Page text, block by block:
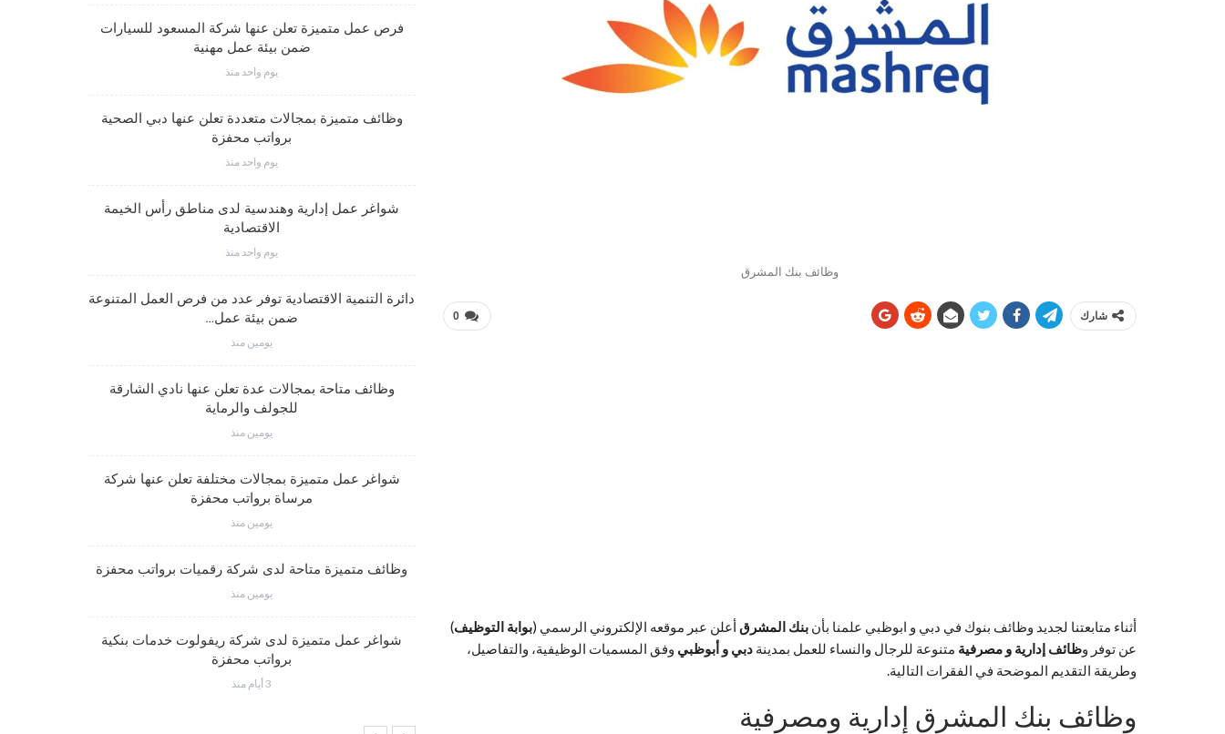
وظائف بنك المشرق
0 شارك
أثناء متابعتنا لجديد وظائف بنوك في دبي و ابوظبي علمنا بأن بنك المشرق أعلن عبر موقعه الإلكتروني الرسمي (بوابة التوظيف)
عن توفر وظائف إدارية و مصرفية متنوعة للرجال والنساء للعمل بمدينة دبي و أبوظبي وفق المسميات الوظيفية، والتفاصيل،
وطريقة التقديم الموضحة في الفقرات التالية.
وظائف بنك المشرق إدارية ومصرفية
فرص عمل متميزة تعلن عنها Manpower Middle East
فرص عمل تعليمية تعلن عنها Colours Castle Nursery
فرص عمل متميزة تعلن عنها شركة المسعود للسيارات
ضمن بيئة عمل مهنية
يوم واحد منذ
وظائف متميزة بمجالات متعددة تعلن عنها دبي الصحية
برواتب محفزة
يوم واحد منذ
شواغر عمل إدارية وهندسية لدى مناطق رأس الخيمة
الاقتصادية
يوم واحد منذ
دائرة التنمية الاقتصادية توفر عدد من فرص العمل المتنوعة
ضمن بيئة عمل…
يومين منذ
وظائف متاحة بمجالات عدة تعلن عنها نادي الشارقة
للجولف والرماية
يومين منذ
شواغر عمل متميزة بمجالات مختلفة تعلن عنها شركة
مرساة برواتب محفزة
يومين منذ
وظائف متميزة متاحة لدى شركة رقميات برواتب محفزة
يومين منذ
شواغر عمل متميزة لدى شركة ريفولوت خدمات بنكية
برواتب محفزة
3 أيام منذ